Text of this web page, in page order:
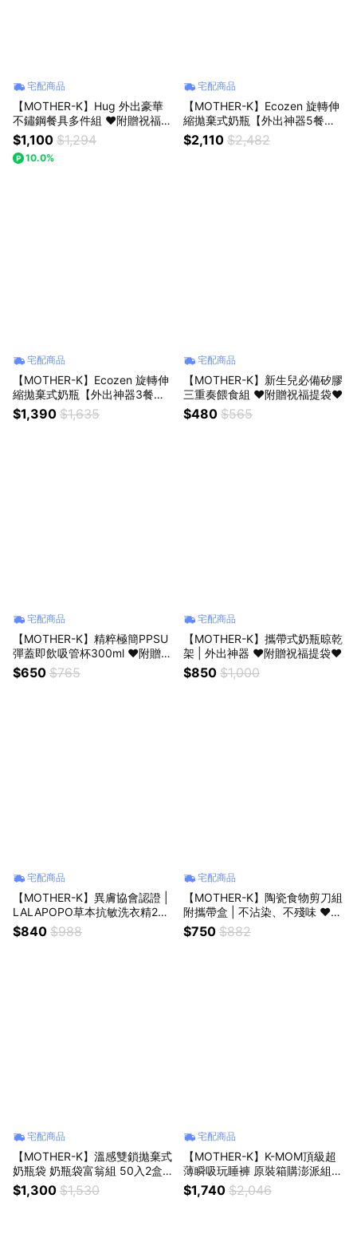
宅配商品
【MOTHER-K】Hug 外出豪華
不鏽鋼餐具多件組 ♥附贈祝福提
袋♥
$1,100 $1,294
10.0%
宅配商品
【MOTHER-K】Ecozen 旋轉伸
縮拋棄式奶瓶【外出神器5餐
組】 ♥附贈祝福提袋♥
$2,110 $2,482
宅配商品
【MOTHER-K】Ecozen 旋轉伸
縮拋棄式奶瓶【外出神器3餐
組】♥附贈祝福提袋♥
$1,390 $1,635
宅配商品
【MOTHER-K】新生兒必備矽膠
三重奏餵食組 ♥附贈祝福提袋♥
$480 $565
宅配商品
【MOTHER-K】精粹極簡PPSU
彈蓋即飲吸管杯300ml ♥附贈祝
福提袋♥
$650 $765
宅配商品
【MOTHER-K】攜帶式奶瓶晾乾
架 | 外出神器 ♥附贈祝福提袋♥
$850 $1,000
宅配商品
【MOTHER-K】異膚協會認證 |
LALAPOPO草本抗敏洗衣精2瓶
組(晨光森林+漫步花園)｜新生
禮、彌月禮、滿月禮 ♥附贈祝福
$840 $988
宅配商品
【MOTHER-K】陶瓷食物剪刀組
附攜帶盒 | 不沾染、不殘味 ♥附
贈祝福提袋♥
$750 $882
宅配商品
【MOTHER-K】溫感雙鎖拋棄式
奶瓶袋 奶瓶袋富翁組 50入2盒
♥附贈祝福提袋♥
$1,300 $1,530
宅配商品
【MOTHER-K】K-MOM頂級超
薄瞬吸玩睡褲 原裝箱購澎派組
（3XL）
$1,740 $2,046